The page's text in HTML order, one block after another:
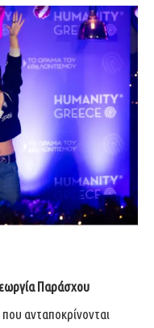
Παράσχου
ανταποκρίνονται